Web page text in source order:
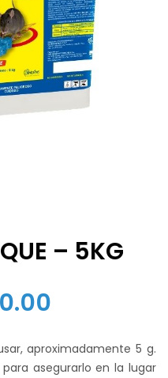
– 5KG
actual
aproximadamente 5 g.
asegurarlo en la lugar